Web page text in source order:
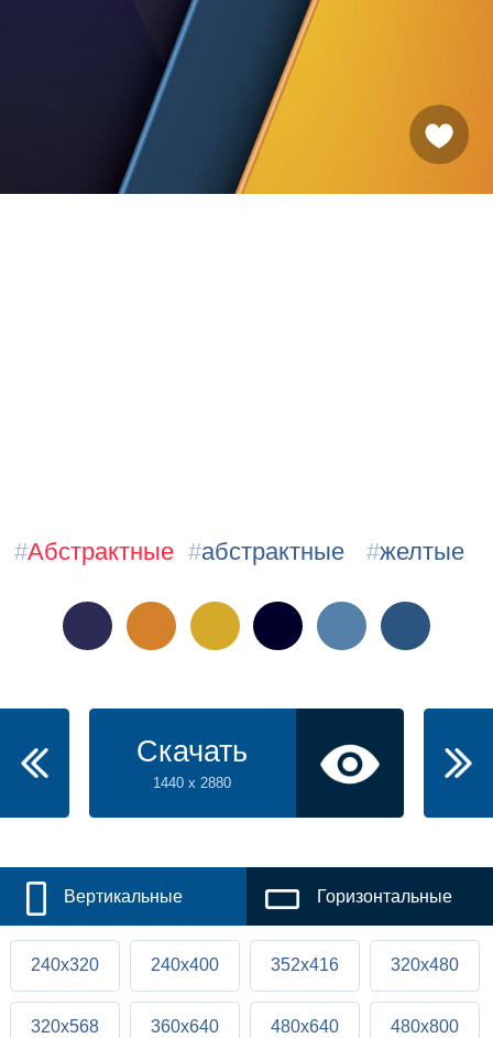
#Абстрактные #абстрактные #желтые
Скачать
1440 x 2880
Вертикальные Горизонтальные
240x320 240x400 352x416 320x480
320x568 360x640 480x640 480x800